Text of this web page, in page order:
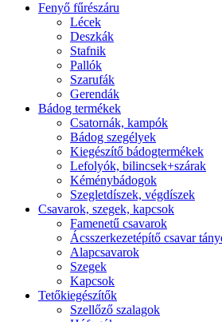
Fenyő fűrészáru
Lécek
Deszkák
Stafnik
Pallók
Szarufák
Gerendák
Bádog termékek
Csatornák, kampók
Bádog szegélyek
Kiegészítő bádogtermékek
Lefolyók, bilincsek+szárak
Kéménybádogok
Szegletdíszek, végdíszek
Csavarok, szegek, kapcsok
Famenetű csavarok
Ácsszerkezetépítő csavar
Alapcsavarok
Szegek
Kapcsok
Tetőkiegészítők
Szellőző szalagok